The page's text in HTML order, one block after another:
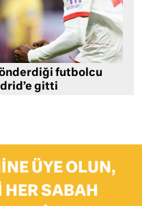
futbolcu
gitti
ÜYE OLUN,
SABAH